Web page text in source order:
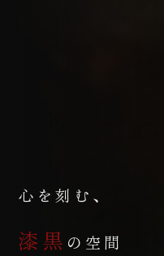
心を刻む、
漆黒 の空間